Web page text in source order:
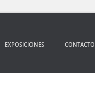
EXPOSICIONES CONTACTO